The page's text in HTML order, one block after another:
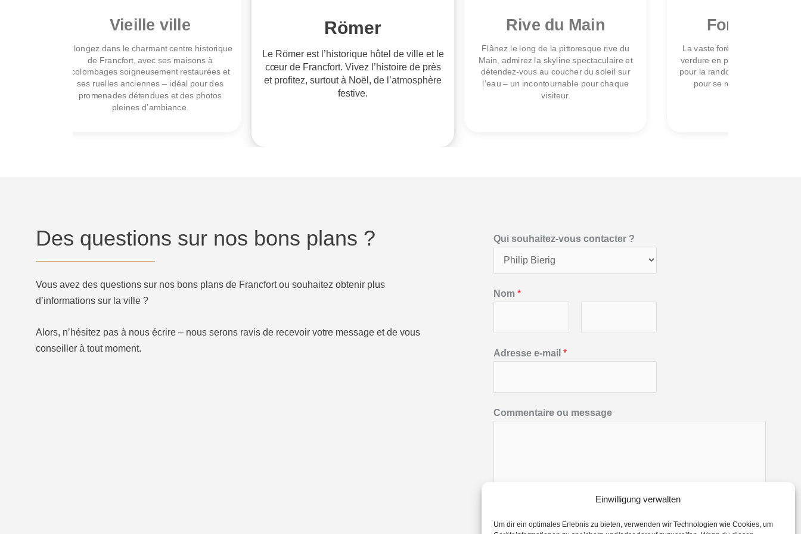
Einwilligung verwalten
Um dir ein optimales Erlebnis zu bieten, verwenden wir Technologien wie Cookies, um
Vieille ville
Plongez dans le charmant centre historique
de Francfort, avec ses maisons à
colombages soigneusement restaurées et
ses ruelles anciennes – idéal pour des
promenades détendues et des photos
pleines d’ambiance.
Römer
Le Römer est l’historique hôtel de ville et le
cœur de Francfort. Vivez l’histoire de près
et profitez, surtout à Noël, de l’atmosphère
festive.
Rive du Main
Flânez le long de la pittoresque rive du
Main, admirez la skyline spectaculaire et
détendez-vous au coucher du soleil sur
l’eau – un incontournable pour chaque
visiteur.
Forêt
La vaste forêt urbaine offre
verdure en plein cœur de la
pour la randonnée, le vélo ou
pour se ressourcer dans la
Des questions sur nos bons plans ?
Vous avez des questions sur nos bons plans de Francfort ou souhaitez obtenir plus
d’informations sur la ville ?
Alors, n’hésitez pas à nous écrire – nous serons ravis de recevoir votre message et de vous
conseiller à tout moment.
Qui souhaitez-vous contacter ?
Nom*
r
m
Adresse e-mail*
Q
u
e
Commentaire ou message